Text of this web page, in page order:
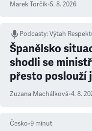
Marek Torčík•5. 8. 2026
Podcasty:Výtah
Španělsko
shodli se
přesto poslouží
Zuzana Machálková•4. 8.
Česko•9 minut